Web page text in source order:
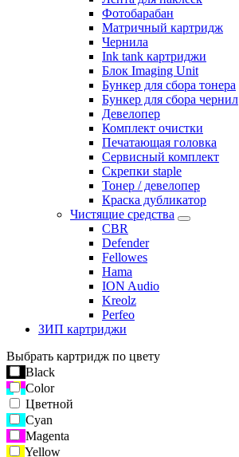
Фотобарабан
Матричный картридж
Чернила
Ink tank картриджи
Блок Imaging Unit
Бункер для сбора тонера
Бункер для сбора чернил
Девелопер
Комплект очистки
Печатающая головка
Сервисный комплект
Скрепки staple
Тонер / девелопер
Краска дубликатор
Чистящие средства
CBR
Defender
Fellowes
Hama
ION Audio
Kreolz
Perfeo
ЗИП картриджи
Выбрать картридж по цвету
Black
Color
Цветной
Cyan
Magenta
Yellow